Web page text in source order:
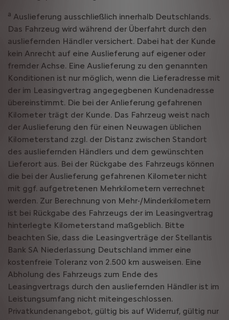
a Auslieferung ausschließlich innerhalb Deutschlands.
Das Fahrzeug wird während der Überfahrt durch den
ausliefernden Händler versichert. Dabei hat der Kunde
kein Anrecht auf eine Auslieferung auf eigener oder
fremder Achse. Eine Auslieferung zu den genannten
Konditionen ist nur möglich, wenn die Lieferadresse mit
der im Leasingvertrag angegegbenen Kundenadresse
übereinstimmt. Die bei der Anlieferung gefahrenen
Kilometer trägt der Kunde. Das Fahrzeug weist nach
der Auslieferung den für einen Neuwagen üblichen
Kilometerstand zzgl. der Distanz zwischen Standort
des ausliefernden Händlers und dem gewünschten
Lieferort aus. Bei der Rückgabe des Fahrzeugs können
die bei der Auslieferung gefahrenen Kilometer nicht
mit ggf. aufgetretenen Mehrkilometern verrechnet
werden. Zur Berechnung von Mehr-/Minderkilometern
ist bei Rückgabe des Fahrzeugs der im Leasingvertrag
hinterlegte Kilometerstand maßgeblich. Bitte
beachten Sie, dass die Leasingverträge der Stellantis
Bank SA Niederlassung Deutschland immer eine
kostenfreie Toleranz von 2.500 km ausweisen. Eine
Abholung des Fahrzeugs zum Ende des
Leasingvertrags durch den ausliefernden Händler ist im
Leistungsumfang nicht miteingeschlossen.
Privatkundenangebot, gültig bis auf Widerruf, gültig nur